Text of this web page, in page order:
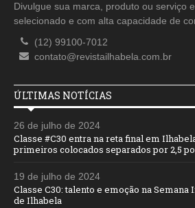
Divulgue sua marca, produto ou serviço
selecionado e com alta capacidade de
(12) 99100-7012
contato@revistailhabela.com.br
ÚLTIMAS NOTÍCIAS
26 de julho de 2024
Classe #C30 entra na reta final em
primeiros colocados separados por 2,5
19 de julho de 2024
Classe C30: talento e emoção na
de Ilhabela